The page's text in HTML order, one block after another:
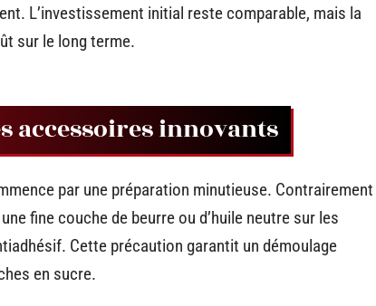
L’investissement initial reste comparable, mais la
sur le long terme.
accessoires innovants
par une préparation minutieuse. Contrairement
fine couche de beurre ou d’huile neutre sur les
Cette précaution garantit un démoulage
en sucre.